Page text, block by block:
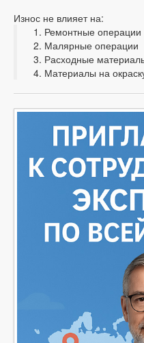
Износ не влияет на:
Ремонтные операции
Малярные операции
Расходные
Материалы на